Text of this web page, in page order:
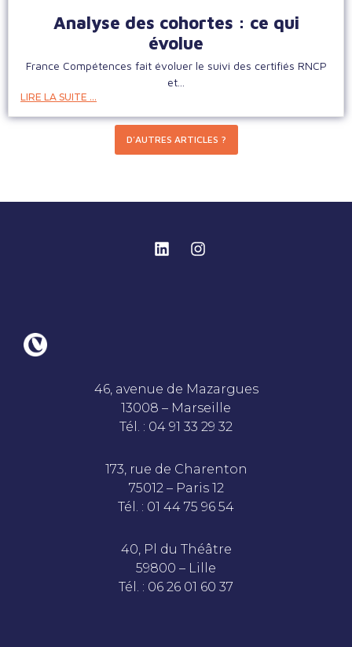
Analyse des cohortes : ce qui
évolue
France Compétences fait évoluer le suivi des certifiés RNCP
et...
LIRE LA SUITE ...
D'AUTRES ARTICLES ?
46, avenue de Mazargues
13008 – Marseille
Tél. : 04 91 33 29 32
173, rue de Charenton
75012 – Paris 12
Tél. : 01 44 75 96 54
40, Pl du Théâtre
59800 – Lille
Tél. : 06 26 01 60 37